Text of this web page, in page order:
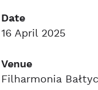
Date
16 April 2025
Venue
Filharmonia